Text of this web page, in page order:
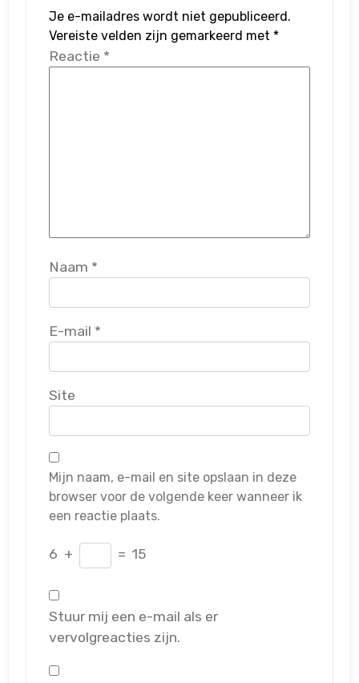
Je e-mailadres wordt niet gepubliceerd.
Vereiste velden zijn gemarkeerd met *
Reactie *
Naam *
E-mail *
Site
Mijn naam, e-mail en site opslaan in deze
browser voor de volgende keer wanneer ik
een reactie plaats.
6 + = 15
Stuur mij een e-mail als er
vervolgreacties zijn.